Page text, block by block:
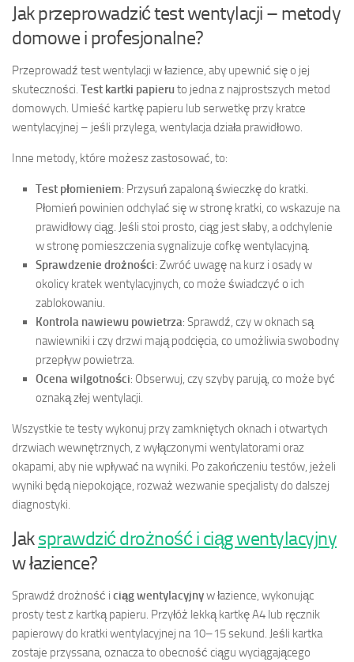
Jak przeprowadzić test wentylacji – metody
domowe i profesjonalne?
Przeprowadź test wentylacji w łazience, aby upewnić się o jej
skuteczności. Test kartki papieruto jedna z najprostszych metod
domowych. Umieść kartkę papieru lub serwetkę przy kratce
wentylacyjnej – jeśli przylega, wentylacja działa prawidłowo.
Inne metody, które możesz zastosować, to:
Test płomieniem: Przysuń zapaloną świeczkę do kratki.
Płomień powinien odchylać się w stronę kratki, co wskazuje na
prawidłowy ciąg. Jeśli stoi prosto, ciąg jest słaby, a odchylenie
w stronę pomieszczenia sygnalizuje cofkę wentylacyjną.
Sprawdzenie drożności: Zwróć uwagę na kurz i osady w
okolicy kratek wentylacyjnych, co może świadczyć o ich
zablokowaniu.
Kontrola nawiewu powietrza: Sprawdź, czy w oknach są
nawiewniki i czy drzwi mają podcięcia, co umożliwia swobodny
przepływ powietrza.
Ocena wilgotności: Obserwuj, czy szyby parują, co może być
oznaką złej wentylacji.
Wszystkie te testy wykonuj przy zamkniętych oknach i otwartych
drzwiach wewnętrznych, z wyłączonymi wentylatorami oraz
okapami, aby nie wpływać na wyniki. Po zakończeniu testów, jeżeli
wyniki będą niepokojące, rozważ wezwanie specjalisty do dalszej
diagnostyki.
Jaksprawdzić drożność i ciąg wentylacyjny
w łazience?
Sprawdź drożność i ciąg wentylacyjnyw łazience, wykonując
prosty test z kartką papieru. Przyłóż lekką kartkę A4 lub ręcznik
papierowy do kratki wentylacyjnej na 10–15 sekund. Jeśli kartka
zostaje przyssana, oznacza to obecność ciągu wyciągającego